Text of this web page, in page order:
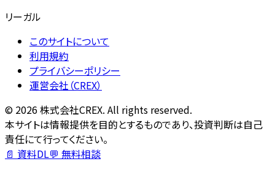
リーガル
このサイトについて
利用規約
プライバシーポリシー
運営会社（CREX）
© 2026株式会社CREX. All rights reserved.
本サイトは情報提供を目的とするものであり、投資判断は自己
責任にて行ってください。
📄 資料DL💬 無料相談